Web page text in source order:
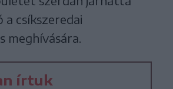
a csíkszeredai
meghívására.
írtuk